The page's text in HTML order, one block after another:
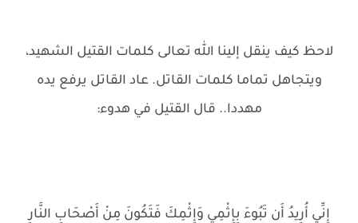
لاحظ كيف ينقل إلينا الله تعالى كلمات القتيل الشهيد،
ويتجاهل تماما كلمات القاتل. عاد القاتل يرفع يده
مهددا.. قال القتيل في هدوء:
إِنِّي أُرِيدُ أَن تَبُوءَ بِإِثْمِي وَإِثْمِكَ فَتَكُونَ مِنْ أَصْحَابِ النَّارِ